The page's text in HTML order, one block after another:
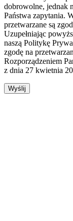
dobrowolne, jednak
Państwa zapytania.
przetwarzane są
Uzupełniając
naszą Politykę
zgodę na
Rozporządzeniem
z dnia 27 kwietnia